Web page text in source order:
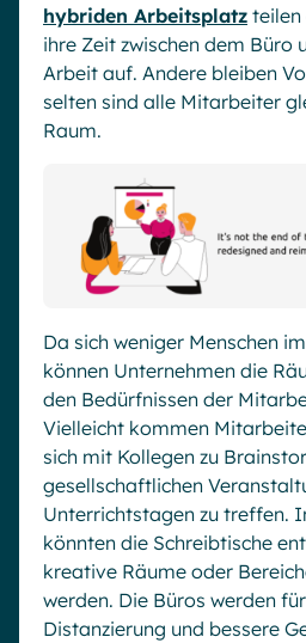
hybriden Arbeitsplatz
ihre Zeit zwischen dem Büro
Arbeit auf. Andere bleiben
selten sind alle Mitarbeiter
Raum.
Da sich weniger Menschen
können Unternehmen die
den Bedürfnissen der
Vielleicht kommen
sich mit Kollegen zu
gesellschaftlichen
Unterrichtstagen zu treffen.
könnten die Schreibtische
kreative Räume oder
werden. Die Büros werden
Distanzierung und bessere